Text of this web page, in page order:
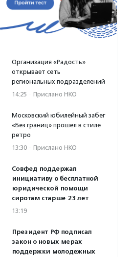
Организация «Радость»
открывает сеть
региональных подразделений
14:25 · Прислано НКО
Московский юбилейный забег
«Без границ» прошел в стиле
ретро
13:30 · Прислано НКО
Совфед поддержал
инициативу о бесплатной
юридической помощи
сиротам старше 23 лет
13:19
Президент РФ подписал
закон о новых мерах
поддержки молодежных